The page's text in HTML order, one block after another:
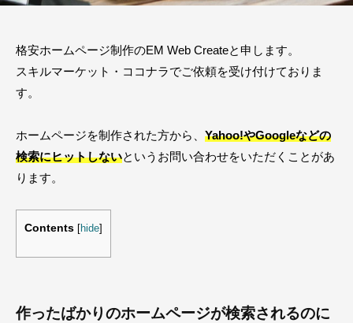
a
t
格安ホームページ制作のEM Web Createと申します。
スキルマーケット・ココナラでご依頼を受け付けておりま
す。
ホームページを制作された方から、 Yahoo!やGoogleなどの
検索にヒットしないというお問い合わせをいただくことがあ
ります。
Contents [hide]
作ったばかりのホームページが検索されるのに